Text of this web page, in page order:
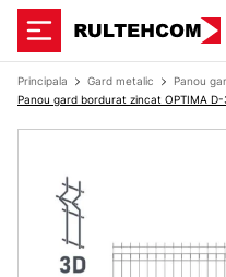
Principala Gard metalic
Panou
Panou gard bordurat zincat OPTIMA